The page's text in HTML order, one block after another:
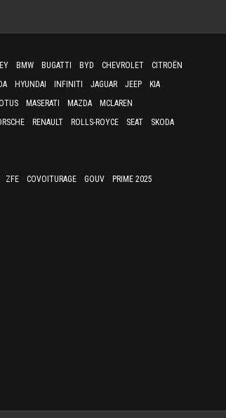
BMW BUGATTI BYD CHEVROLET
CITROËN
HYUNDAI INFINITI JAGUAR JEEP
KIA
MASERATI MAZDA
MCLAREN
RENAULT ROLLS-ROYCE SEAT
SKODA
ZFE COVOITURAGE GOUV
PRIME 2025